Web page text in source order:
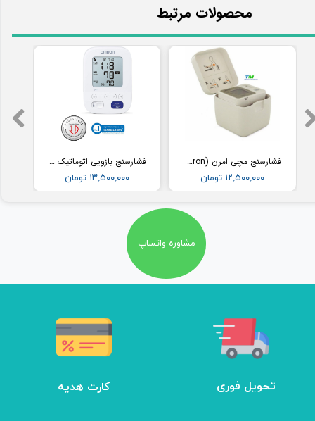
فشارسنج بازویی اتوماتیک با کاف پهن امرن (OMRON) مدل M3
۱۳,۵۰۰,۰۰۰ تومان
فشارسنج مچی امرن (Omron) مدل RS2
۱۲,۵۰۰,۰۰۰ تومان
​محصولات مرتبط
مشاوره واتساپ
تحویل فوری کارت هدیه